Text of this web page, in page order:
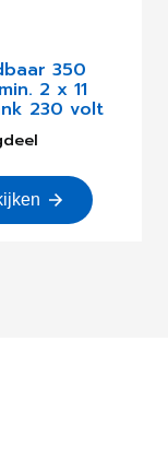
350
2 x 11
230 volt